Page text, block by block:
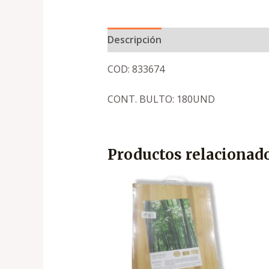
Descripción
COD: 833674
CONT. BULTO: 180UND
Productos